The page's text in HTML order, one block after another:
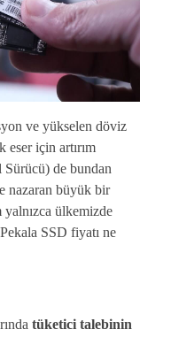
ve yükselen döviz
için artırım
Sürücü) de bundan
nazaran büyük bir
yalnızca ülkemizde
SSD fiyatı ne
tüketici talebinin